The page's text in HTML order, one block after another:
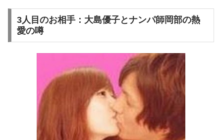
3人目のお相手：大島優子とナンパ師岡部の熱
愛の噂